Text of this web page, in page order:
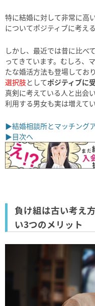
特に結婚に対して非常に高
についてポジティブに考え
しかし、最近では昔に比べ
ってきています。むしろ、
たな婚活方法も登場してお
選択肢としてポジティブに
真剣に考えている人と出会
利用する男女も実は増えて
▶結婚相談所とマッチング
▶目次へ
負け組は古い考え
い3つのメリット